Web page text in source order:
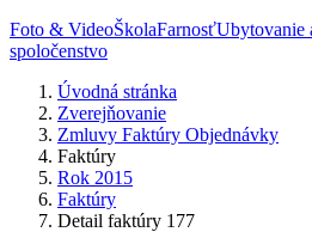
Foto & VideoŠkolaFarnosťUbytovanie
spoločenstvo
Úvodná stránka
Zverejňovanie
Zmluvy Faktúry Objednávky
Faktúry
Rok 2015
Faktúry
Detail faktúry 177